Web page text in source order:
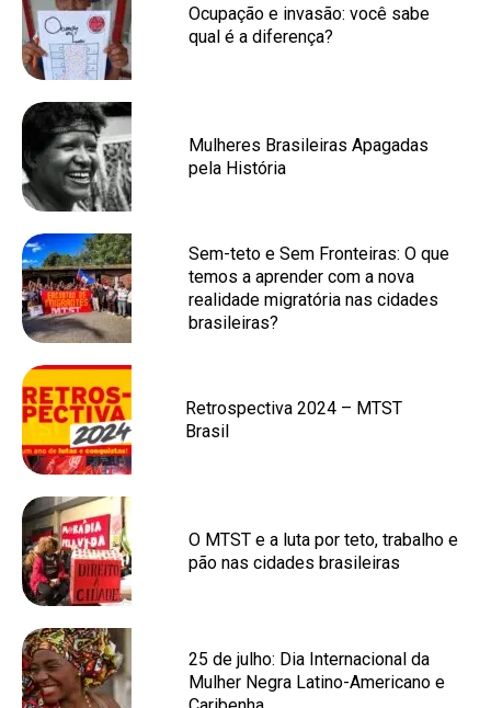
Ocupação e invasão: você sabe
qual é a diferença?
Mulheres Brasileiras Apagadas
pela História
Sem-teto e Sem Fronteiras: O que
temos a aprender com a nova
realidade migratória nas cidades
brasileiras?
Retrospectiva 2024 – MTST
Brasil
O MTST e a luta por teto, trabalho e
pão nas cidades brasileiras
25 de julho: Dia Internacional da
Mulher Negra Latino-Americano e